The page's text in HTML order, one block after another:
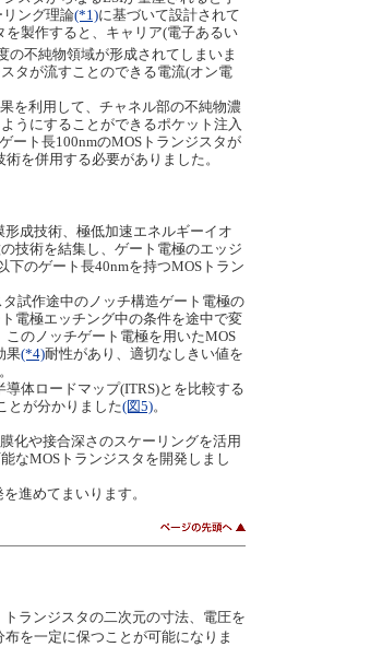
ング理論(*1)に基づいて設計されて
製作すると、キャリア(電子あるい
の不純物領域が形成されてしまいま
タが流すことのできる電流(オン電
を利用して、チャネル部の不純物濃
うにすることができるポケット注入
ート長100nmのMOSトランジスタが
を併用する必要がありました。
成技術、極低加速エネルギーイオ
技術を結集し、ゲート電極のエッジ
のゲート長40nmを持つMOSトラン
試作途中のノッチ構造ゲート電極の
電極エッチング中の条件を途中で変
のノッチゲート電極を用いたMOS
果(*4)耐性があり、適切なしきい値を
。
導体ロードマップ(ITRS)とを比較する
とが分かりました(図5)。
化や接合深さのスケーリングを活用
なMOSトランジスタを開発しまし
進めてまいります。
ランジスタの二次元の寸法、電圧を
を一定に保つことが可能になりま